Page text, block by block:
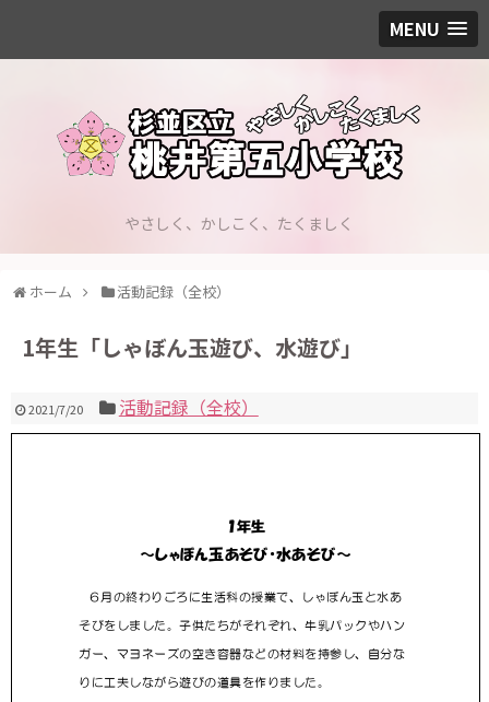
MENU
やさしく、かしこく、たくましく
ホーム 活動記録（全校）
1年生「しゃぼん玉遊び、水遊び」
2021/7/20 活動記録（全校）